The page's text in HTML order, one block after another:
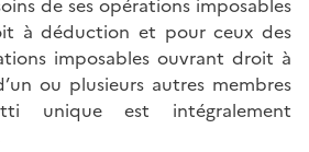
à déduction et pour ceux des
imposables ouvrant droit à
ou plusieurs autres membres
unique est intégralement